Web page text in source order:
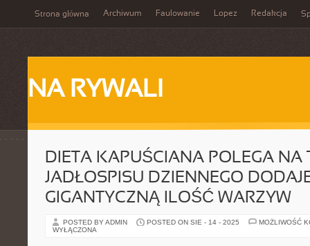
Strona główna Archiwum Faulowanie Lopez Redakcja
NA RYWALI
DIETA KAPUŚCIANA POLEGA NA
JADŁOSPISU DZIENNEGO
GIGANTYCZNĄ ILOŚĆ WARZYW
POSTED BY ADMIN POSTED ON SIE - 14 - 2025
MOŻLIWOŚĆ
WYŁĄCZONA